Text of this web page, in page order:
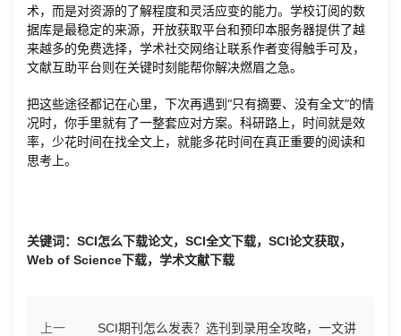
术，而是对资源的了解程度和灵活应变的能力。学校订阅的数
据库是最稳定的来源，开放获取平台和预印本服务器提供了越
来越多的免费选择，学术社交网络让联系作者变得触手可及，
文献互助平台则在关键时刻能帮你解决燃眉之急。
把这些途径都记在心里，下次再遇到“只有摘要、没有全文”的情
况时，你手里就有了一整套应对方案。科研路上，时间就是效
率，少花时间在找全文上，就能多花时间在真正重要的阅读和
思考上。
关键词：SCI怎么下载论文，SCI全文下载，SCI论文获取，
Web of Science下载，学术文献下载
上一
SCI期刊怎么发表？选刊到录用全攻略，一文讲